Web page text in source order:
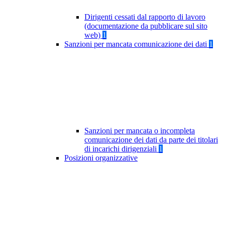
Dirigenti cessati dal rapporto di lavoro
(documentazione da pubblicare sul sito
web) 1
Sanzioni per mancata comunicazione dei dati 1
Sanzioni per mancata o incompleta
comunicazione dei dati da parte dei titolari
di incarichi dirigenziali 1
Posizioni organizzative